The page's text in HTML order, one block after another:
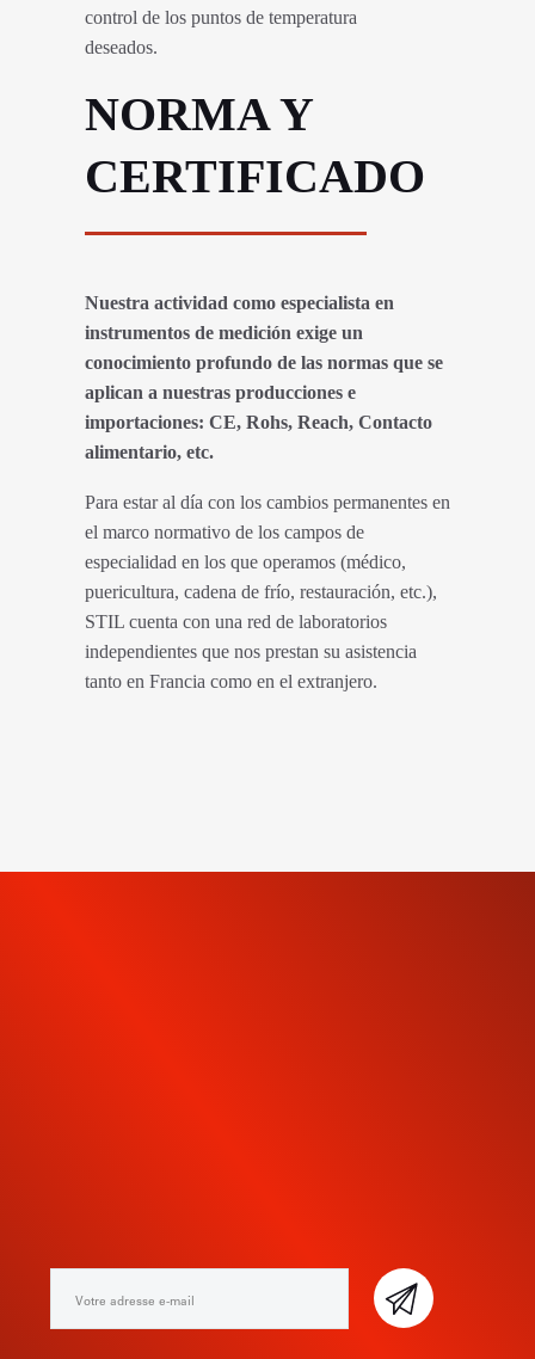
control de los puntos de temperatura
deseados.
NORMA Y
CERTIFICADO
Nuestra actividad como especialista en
instrumentos de medición exige un
conocimiento profundo de las normas que se
aplican a nuestras producciones e
importaciones: CE, Rohs, Reach, Contacto
alimentario, etc.
Para estar al día con los cambios permanentes en
el marco normativo de los campos de
especialidad en los que operamos (médico,
puericultura, cadena de frío, restauración, etc.),
STIL cuenta con una red de laboratorios
independientes que nos prestan su asistencia
tanto en Francia como en el extranjero.